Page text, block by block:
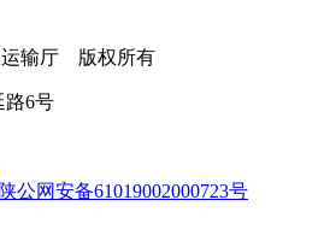
输厅 版权所有
路6号
陕公网安备61019002000723号